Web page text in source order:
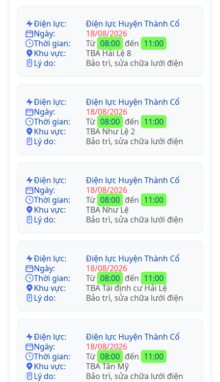
Điện lực:
Điện lực Huyện Thành Cổ
Ngày:
18/08/2026
Thời gian:
Từ 08:00 đến 11:00
Khu vực:
TBA Hải Lệ 8
Lý do:
Bảo trì, sửa chữa lưới điện
Điện lực:
Điện lực Huyện Thành Cổ
Ngày:
18/08/2026
Thời gian:
Từ 08:00 đến 11:00
Khu vực:
TBA Như Lệ 2
Lý do:
Bảo trì, sửa chữa lưới điện
Điện lực:
Điện lực Huyện Thành Cổ
Ngày:
18/08/2026
Thời gian:
Từ 08:00 đến 11:00
Khu vực:
TBA Như Lệ
Lý do:
Bảo trì, sửa chữa lưới điện
Điện lực:
Điện lực Huyện Thành Cổ
Ngày:
18/08/2026
Thời gian:
Từ 08:00 đến 11:00
Khu vực:
TBA Tái định cư Hải Lệ
Lý do:
Bảo trì, sửa chữa lưới điện
Điện lực:
Điện lực Huyện Thành Cổ
Ngày:
18/08/2026
Thời gian:
Từ 08:00 đến 11:00
Khu vực:
TBA Tân Mỹ
Lý do:
Bảo trì, sửa chữa lưới điện